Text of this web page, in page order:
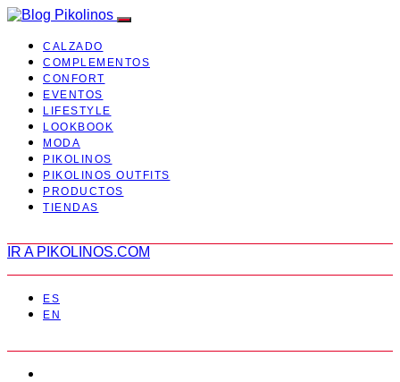
CALZADO
COMPLEMENTOS
CONFORT
EVENTOS
LIFESTYLE
LOOKBOOK
MODA
PIKOLINOS
PIKOLINOS OUTFITS
PRODUCTOS
TIENDAS
IR A PIKOLINOS.COM
ES
EN